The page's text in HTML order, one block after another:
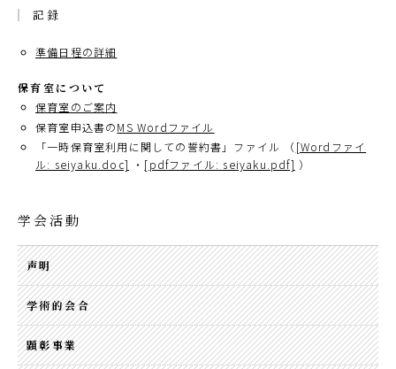
記録
準備日程の詳細
保育室について
保育室のご案内
保育室申込書のMS Wordファイル
「一時保育室利用に関しての誓約書」ファイル （ [Wordファイ
ル: seiyaku.doc]
・ [pdfファイル: seiyaku.pdf] ）
学会活動
声明
学術的会合
顕彰事業